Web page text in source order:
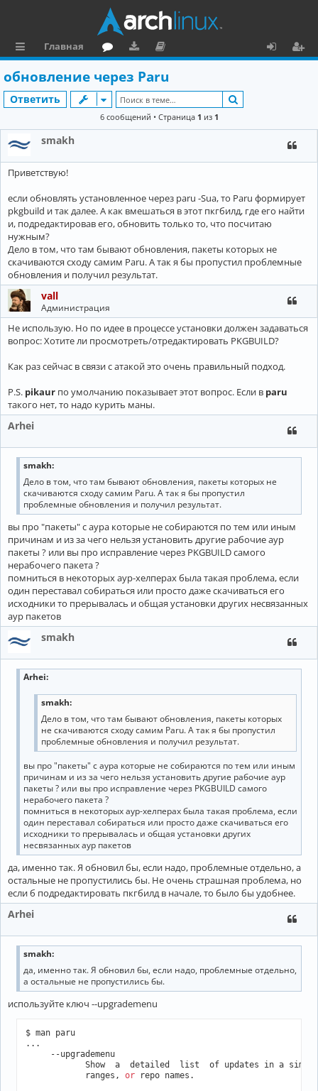
ы
л
к
и
Главная
ру
м
ру
зк
и
ку
м
е
ц
и
р
и
я
обновление через Paru
Ответить
6 сообщений • Страница 1 из 1
smakh
Приветствую!
если обновлять установленное через paru -Sua, то Paru формирует
pkgbuild и так далее. А как вмешаться в этот пкгбилд, где его найти
и, подредактировав его, обновить только то, что посчитаю
нужным?
Дело в том, что там бывают обновления, пакеты которых не
скачиваются сходу самим Paru. А так я бы пропустил проблемные
обновления и получил результат.
vall
Администрация
Не использую. Но по идее в процессе установки должен задаваться
вопрос: Хотите ли просмотреть/отредактировать PKGBUILD?
Как раз сейчас в связи с атакой это очень правильный подход.
P.S. pikaur по умолчанию показывает этот вопрос. Если в paru
такого нет, то надо курить маны.
Arhei
smakh:
Дело в том, что там бывают обновления, пакеты которых не
скачиваются сходу самим Paru. А так я бы пропустил
проблемные обновления и получил результат.
вы про "пакеты" с аура которые не собираются по тем или иным
причинам и из за чего нельзя установить другие рабочие аур
пакеты ? или вы про исправление через PKGBUILD самого
нерабочего пакета ?
помниться в некоторых аур-хелперах была такая проблема, если
один переставал собираться или просто даже скачиваться его
исходники то прерывалась и общая установки других несвязанных
аур пакетов
smakh
Arhei:
smakh:
Дело в том, что там бывают обновления, пакеты которых
не скачиваются сходу самим Paru. А так я бы пропустил
проблемные обновления и получил результат.
вы про "пакеты" с аура которые не собираются по тем или иным
причинам и из за чего нельзя установить другие рабочие аур
пакеты ? или вы про исправление через PKGBUILD самого
нерабочего пакета ?
помниться в некоторых аур-хелперах была такая проблема, если
один переставал собираться или просто даже скачиваться его
исходники то прерывалась и общая установки других
несвязанных аур пакетов
да, именно так. Я обновил бы, если надо, проблемные отдельно, а
остальные не пропустились бы. Не очень страшная проблема, но
если б подредактировать пкгбилд в начале, то было бы удобнее.
Arhei
smakh:
да, именно так. Я обновил бы, если надо, проблемные отдельно,
а остальные не пропустились бы.
используйте ключ --upgrademenu
$ man paru
...
     --upgrademenu
Show  a  detailed  list  of updates in a
            ranges,
or repo names.